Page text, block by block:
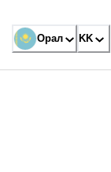
Орал KK